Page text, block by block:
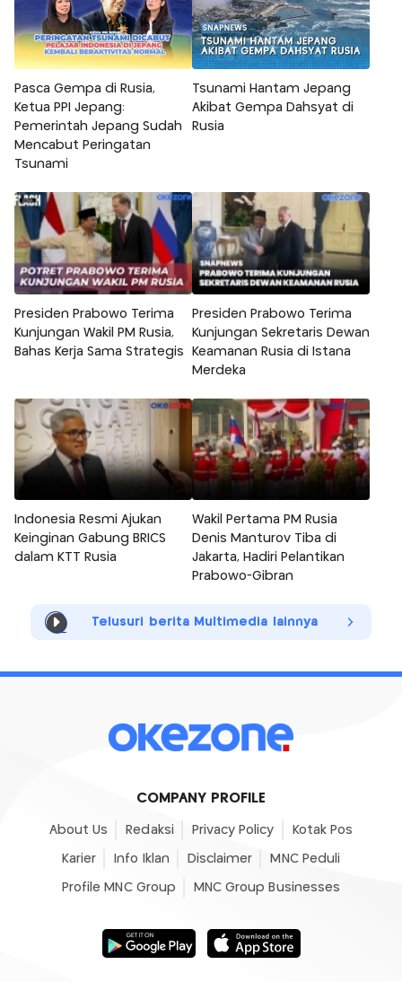
Pasca Gempa di Rusia,
Ketua PPI Jepang:
Pemerintah Jepang Sudah
Mencabut Peringatan
Tsunami
Tsunami Hantam Jepang
Akibat Gempa Dahsyat di
Rusia
Presiden Prabowo Terima
Kunjungan Wakil PM Rusia,
Bahas Kerja Sama Strategis
Presiden Prabowo Terima
Kunjungan Sekretaris Dewan
Keamanan Rusia di Istana
Merdeka
Indonesia Resmi Ajukan
Keinginan Gabung BRICS
dalam KTT Rusia
Wakil Pertama PM Rusia
Denis Manturov Tiba di
Jakarta, Hadiri Pelantikan
Prabowo-Gibran
Telusuri berita Multimedia lainnya
COMPANY PROFILE
About Us Redaksi Privacy Policy Kotak Pos
Karier Info Iklan Disclaimer MNC Peduli
Profile MNC Group MNC Group Businesses